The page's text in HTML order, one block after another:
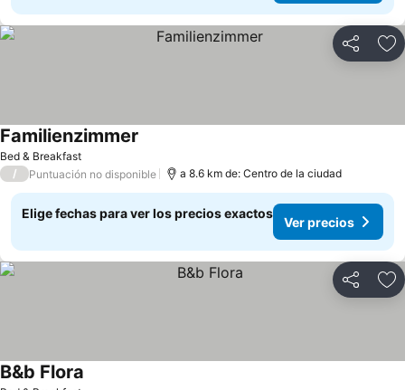
Compartir
Bed & Breakfast
Familienzimmer
/ Puntuación no disponible a 8.6 km de: Centro de la ciudad
Elige fechas para ver los precios exactos
Ver precios
Compartir
B&b Flora